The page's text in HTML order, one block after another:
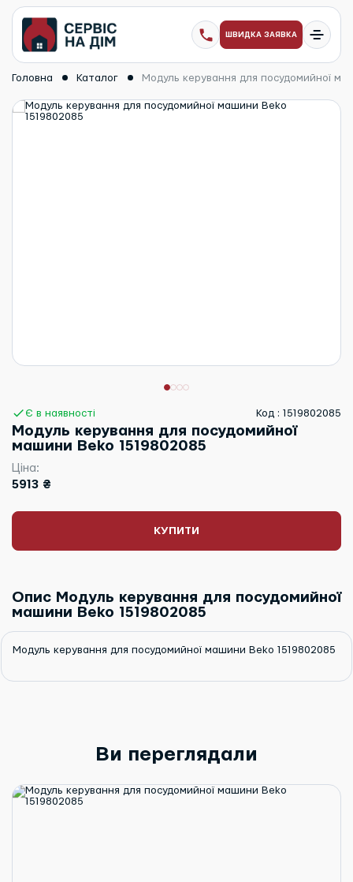
ШВИДКА ЗАЯВКА
Головна Каталог Модуль керування для посудомийної
Є в наявності Код : 1519802085
Модуль керування для посудомийної
машини Beko 1519802085
Ціна:
5913 ₴
КУПИТИ
Опис Модуль керування для посудомийної
машини Beko 1519802085
Модуль керування для посудомийної машини Beko 1519802085
Ви переглядали